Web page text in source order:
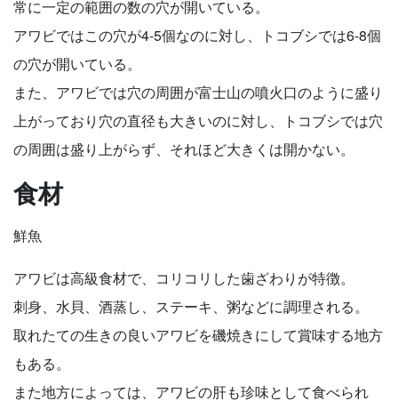
常に一定の範囲の数の穴が開いている。
アワビではこの穴が4-5個なのに対し、トコブシでは6-8個
の穴が開いている。
また、アワビでは穴の周囲が富士山の噴火口のように盛り
上がっており穴の直径も大きいのに対し、トコブシでは穴
の周囲は盛り上がらず、それほど大きくは開かない。
食材
鮮魚
アワビは高級食材で、コリコリした歯ざわりが特徴。
刺身、水貝、酒蒸し、ステーキ、粥などに調理される。
取れたての生きの良いアワビを磯焼きにして賞味する地方
もある。
また地方によっては、アワビの肝も珍味として食べられ